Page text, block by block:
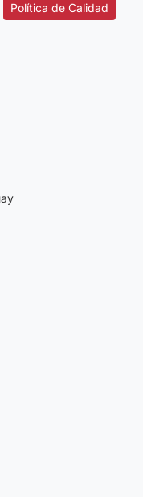
Política de Calidad